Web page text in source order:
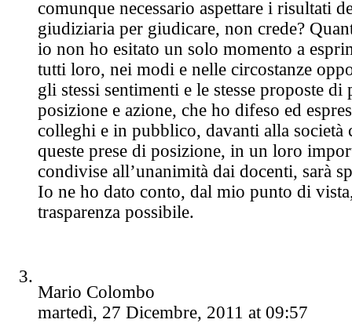
comunque necessario aspettare i risultati
giudiziaria per giudicare, non crede?
io non ho esitato un solo momento a
tutti loro, nei modi e nelle circostanze
gli stessi sentimenti e le stesse proposte di
posizione e azione, che ho difeso ed
colleghi e in pubblico, davanti alla
queste prese di posizione, in un loro
condivise all’unanimità dai docenti, sarà
Io ne ho dato conto, dal mio punto di
trasparenza possibile.
Mario Colombo
martedì, 27 Dicembre, 2011 at 09:57